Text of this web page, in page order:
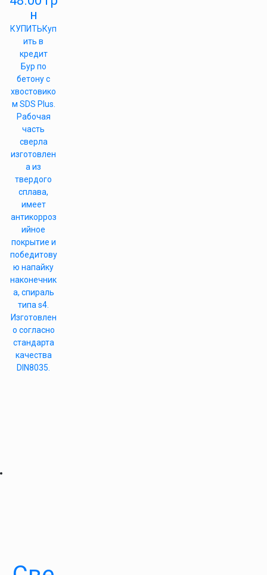
н
КУПИТЬКуп
ить в
кредит
Бур по
бетону с
хвостовико
м SDS Plus.
Рабочая
часть
сверла
изготовлен
а из
твердого
сплава,
имеет
антикорроз
ийное
покрытие и
победитову
ю напайку
наконечник
а, спираль
типа s4.
Изготовлен
о согласно
стандарта
качества
DIN8035.